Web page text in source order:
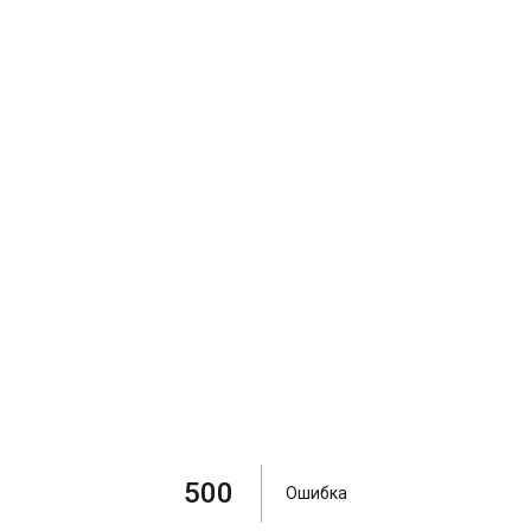
500 Ошибка